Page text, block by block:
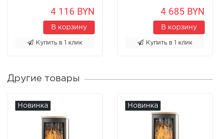
4 116 BYN
В корзину
Купить в 1 клик
4 685 BYN
В корзину
Купить в 1 клик
Другие товары
Новинка Новинка